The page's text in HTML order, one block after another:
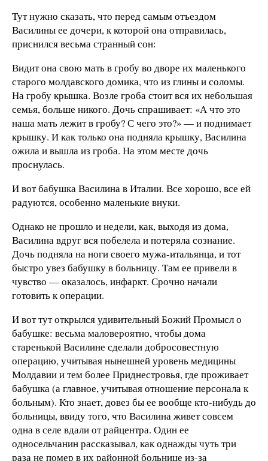
Тут нужно сказать, что перед самым отъездом
Василины ее дочери, к которой она отправилась,
приснился весьма странный сон:
Видит она свою мать в гробу во дворе их маленького
старого молдавского домика, что из глины и соломы.
На гробу крышка. Возле гроба стоит вся их небольшая
семья, больше никого. Дочь спрашивает: «А что это
наша мать лежит в гробу? С чего это?» — и поднимает
крышку. И как только она подняла крышку, Василина
ожила и вышла из гроба. На этом месте дочь
проснулась.
И вот бабушка Василина в Италии. Все хорошо, все ей
радуются, особенно маленькие внуки.
Однако не прошло и недели, как, выходя из дома,
Василина вдруг вся побелела и потеряла сознание.
Дочь подняла на ноги своего мужа-итальянца, и тот
быстро увез бабушку в больницу. Там ее привели в
чувство — оказалось, инфаркт. Срочно начали
готовить к операции.
И вот тут открылся удивительный Божий Промысл о
бабушке: весьма маловероятно, чтобы дома
старенькой Василине сделали добросовестную
операцию, учитывая нынешней уровень медицины
Молдавии и тем более Приднестровья, где проживает
бабушка (а главное, учитывая отношение персонала к
больным). Кто знает, довез бы ее вообще кто-нибудь до
больницы, ввиду того, что Василина живет совсем
одна в селе вдали от райцентра. Один ее
односельчанин рассказывал, как однажды чуть три
раза не помер в их районной больнице из-за